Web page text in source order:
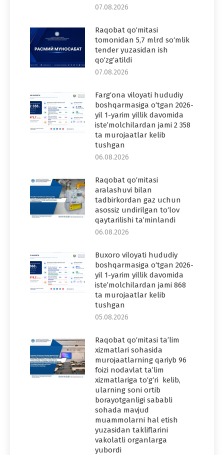
07.08.2026
Raqobat qo‘mitasi
tomonidan 5,7 mlrd so‘mlik
tender yuzasidan ish
qo‘zg‘atildi
07.08.2026
Farg‘ona viloyati hududiy
boshqarmasiga o‘tgan 2026-
yil 1-yarim yillik davomida
iste’molchilardan jami 2 358
ta murojaatlar kelib
tushgan
06.08.2026
Raqobat qo‘mitasi
aralashuvi bilan
tadbirkordan gaz uchun
asossiz undirilgan to‘lov
qaytarilishi ta’minlandi
06.08.2026
Buxoro viloyati hududiy
boshqarmasiga o‘tgan 2026-
yil 1-yarim yillik davomida
iste’molchilardan jami 868
ta murojaatlar kelib
tushgan
05.08.2026
Raqobat qo‘mitasi ta’lim
xizmatlari sohasida
murojaatlarning qariyb 96
foizi nodavlat ta’lim
xizmatlariga to‘g‘ri kelib,
ularning soni ortib
borayotganligi sababli
sohada mavjud
muammolarni hal etish
yuzasidan takliflarini
vakolatli organlarga
yubordi